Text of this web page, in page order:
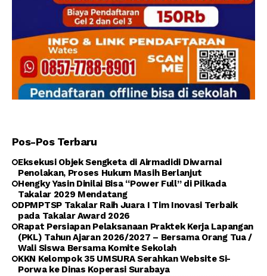
Pos-Pos Terbaru
Eksekusi Objek Sengketa di Airmadidi Diwarnai
Penolakan, Proses Hukum Masih Berlanjut
Hengky Yasin Dinilai Bisa “Power Full” di Pilkada
Takalar 2029 Mendatang
DPMPTSP Takalar Raih Juara I Tim Inovasi Terbaik
pada Takalar Award 2026
Rapat Persiapan Pelaksanaan Praktek Kerja Lapangan
(PKL) Tahun Ajaran 2026/2027 – Bersama Orang Tua /
Wali Siswa Bersama Komite Sekolah
KKN Kelompok 35 UMSURA Serahkan Website Si-
Porwa ke Dinas Koperasi Surabaya